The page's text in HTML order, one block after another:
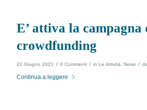
E’ attiva la campagna
crowdfunding
22 Giugno 2021 / 0 Commenti / in Le Attività News / da
Continua a leggere